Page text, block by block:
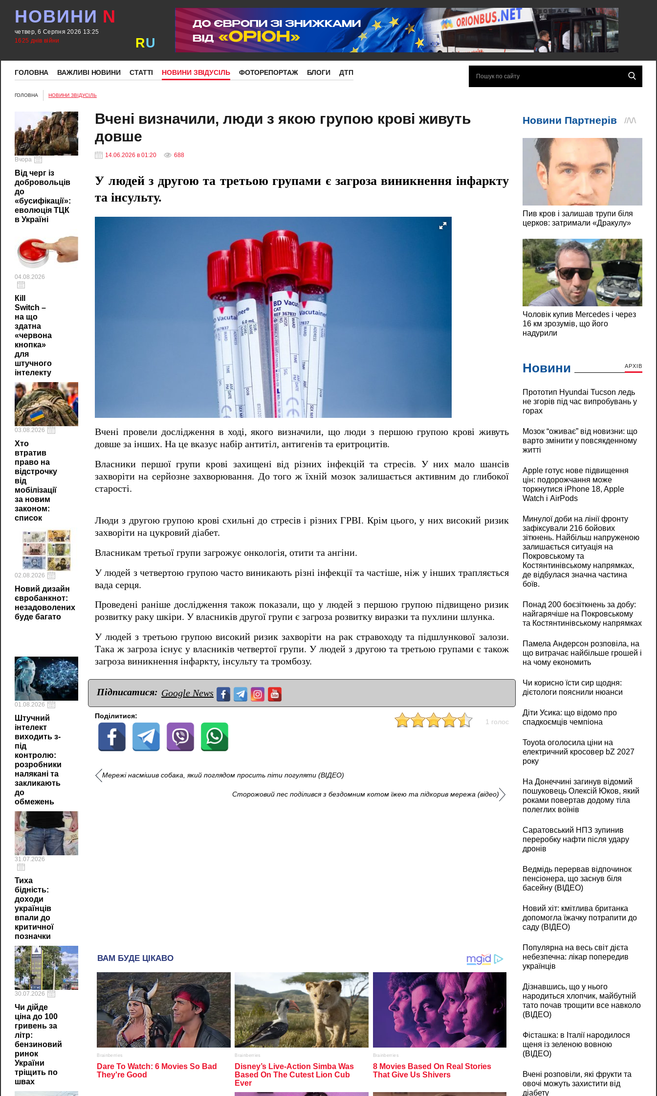
НОВИНИ N
четвер, 6 Серпня 2026 13:25
1625 днів війни
RU
ГОЛОВНА ВАЖЛИВІ НОВИНИ СТАТТІ НОВИНИ ЗВІДУСІЛЬ ФОТОРЕПОРТАЖ БЛОГИ ДТП
ГОЛОВНА НОВИНИ ЗВІДУСІЛЬ
Вчора
Від черг із
добровольців
до
«бусифікації»:
еволюція ТЦК
в Україні
04.08.2026
Кill
Switch –
на що
здатна
«червона
кнопка»
для
штучного
інтелекту
03.08.2026
Хто
втратив
право на
відстрочку
від
мобілізації
за новим
законом:
список
02.08.2026
Новий дизайн
євробанкнот:
незадоволених
буде багато
01.08.2026
Штучний
інтелект
виходить з-
під
контролю:
розробники
налякані та
закликають
до
обмежень
31.07.2026
Тиха
бідність:
доходи
українців
впали до
критичної
позначки
30.07.2026
Чи дійде
ціна до 100
гривень за
літр:
бензиновий
ринок
України
тріщить по
швах
Вчені визначили, люди з якою групою крові живуть
довше
14.06.2026 в 01:20 688
У людей з другою та третьою групами є загроза виникнення інфаркту
та інсульту.
Вчені провели дослідження в ході, якого визначили, що люди з першою групою крові живуть
довше за інших. На це вказує набір антитіл, антигенів та еритроцитів.
Власники першої групи крові захищені від різних інфекцій та стресів. У них мало шансів
захворіти на серйозне захворювання. До того ж їхній мозок залишається активним до глибокої
старості.
Люди з другою групою крові схильні до стресів і різних ГРВІ. Крім цього, у них високий ризик
захворіти на цукровий діабет.
Власникам третьої групи загрожує онкологія, отити та ангіни.
У людей з четвертою групою часто виникають різні інфекції та частіше, ніж у інших трапляється
вада серця.
Проведені раніше дослідження також показали, що у людей з першою групою підвищено ризик
розвитку раку шкіри. У власників другої групи є загроза розвитку виразки та пухлини шлунка.
У людей з третьою групою високий ризик захворіти на рак стравоходу та підшлункової залози.
Така ж загроза існує у власників четвертої групи. У людей з другою та третьою групами є також
загроза виникнення інфаркту, інсульту та тромбозу.
Підписатися: Google News
Поділитися:
1 голос
Мережі насмішив собака, який поглядом просить піти погуляти (ВІДЕО)
Сторожовий пес поділився з бездомним котом їжею та підкорив мережа (відео)
Новини АРХІВ
Прототип Hyundai Tucson ледь
не згорів під час випробувань у
горах
Мозок “оживає” від новизни: що
варто змінити у повсякденному
житті
Apple готує нове підвищення
цін: подорожчання може
торкнутися iPhone 18, Apple
Watch і AirPods
Минулої доби на лінії фронту
зафіксували 216 бойових
зіткнень. Найбільш напруженою
залишається ситуація на
Покровському та
Костянтинівському напрямках,
де відбулася значна частина
боїв.
Понад 200 боєзіткнень за добу:
найгарячіше на Покровському
та Костянтинівському напрямках
Памела Андерсон розповіла, на
що витрачає найбільше грошей і
на чому економить
Чи корисно їсти сир щодня:
дієтологи пояснили нюанси
Діти Усика: що відомо про
спадкоємців чемпіона
Toyota оголосила ціни на
електричний кросовер bZ 2027
року
На Донеччині загинув відомий
пошуковець Олексій Юков, який
роками повертав додому тіла
полеглих воїнів
Саратовський НПЗ зупинив
переробку нафти після удару
дронів
Ведмідь перервав відпочинок
пенсіонера, що заснув біля
басейну (ВІДЕО)
Новий хіт: кмітлива британка
допомогла їжачку потрапити до
саду (ВІДЕО)
Популярна на весь світ дієта
небезпечна: лікар попередив
українців
Дізнавшись, що у нього
народиться хлопчик, майбутній
тато почав трощити все навколо
(ВІДЕО)
Фісташка: в Італії народилося
щеня із зеленою вовною
(ВІДЕО)
Вчені розповіли, які фрукти та
овочі можуть захистити від
діабету